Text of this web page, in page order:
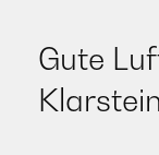
Gute
Klarstein